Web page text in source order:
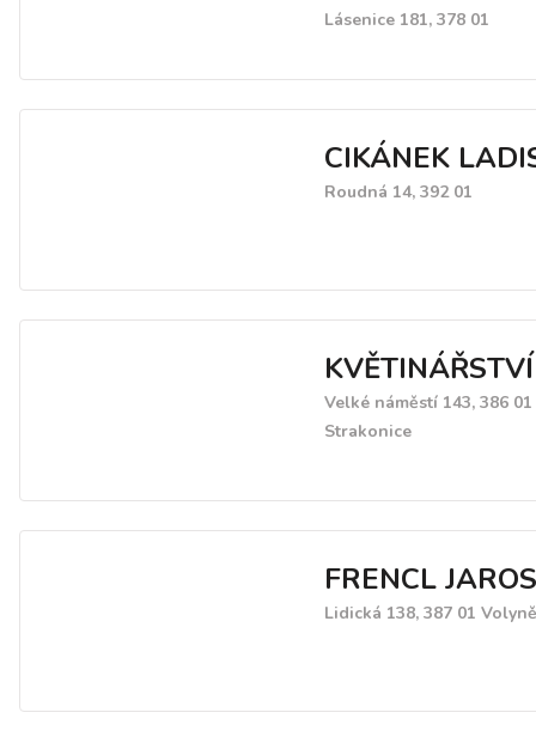
Lásenice 181, 378 01
CIKÁNEK
Roudná 14, 392 01
Velké náměstí 143, 386 01
Strakonice
FRENCL
Lidická 138, 387 01 Volyně